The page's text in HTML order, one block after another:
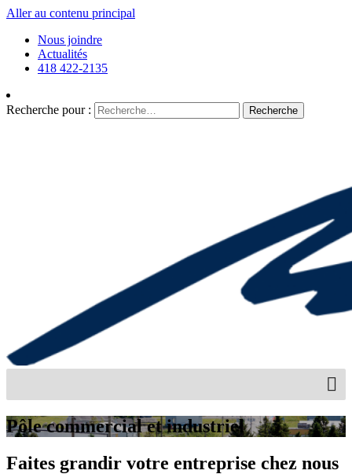
Aller au contenu principal
Nous joindre
Actualités
418 422-2135
Recherche pour : Recherche
Pôle commercial et industriel
Faites grandir votre entreprise chez nous